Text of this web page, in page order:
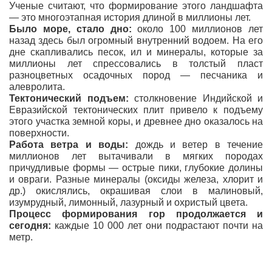
Ученые считают, что формирование этого ландшафта
— это многоэтапная история длиной в миллионы лет.
Было море, стало дно:около 100 миллионов лет
назад здесь был огромный внутренний водоем. На его
дне скапливались песок, ил и минералы, которые за
миллионы лет спрессовались в толстый пласт
разноцветных осадочных пород — песчаника и
алевролита.
Тектонический подъем: столкновение Индийской и
Евразийской тектонических плит привело к подъему
этого участка земной коры, и древнее дно оказалось на
поверхности.
Работа ветра и воды: дождь и ветер в течение
миллионов лет вытачивали в мягких породах
причудливые формы — острые пики, глубокие долины
и овраги. Разные минералы (оксиды железа, хлорит и
др.) окислялись, окрашивая слои в малиновый,
изумрудный, лимонный, лазурный и охристый цвета.
Процесс формирования гор продолжается и
сегодня: каждые 10 000 лет они подрастают почти на
метр.